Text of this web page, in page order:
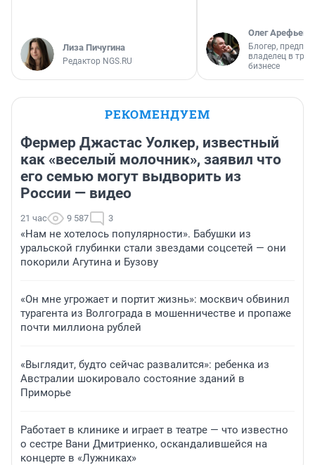
Лиза Пичугина
Редактор NGS.RU
Олег Арефьев
Блогер,
владелец в
бизнесе
РЕКОМЕНДУЕМ
Фермер Джастас Уолкер, известный
как «веселый молочник», заявил что
его семью могут выдворить из
России — видео
21 час 9 587 3
«Нам не хотелось популярности». Бабушки из
уральской глубинки стали звездами соцсетей — они
покорили Агутина и Бузову
«Он мне угрожает и портит жизнь»: москвич обвинил
турагента из Волгограда в мошенничестве и пропаже
почти миллиона рублей
«Выглядит, будто сейчас развалится»: ребенка из
Австралии шокировало состояние зданий в
Приморье
Работает в клинике и играет в театре — что известно
о сестре Вани Дмитриенко, оскандалившейся на
концерте в «Лужниках»